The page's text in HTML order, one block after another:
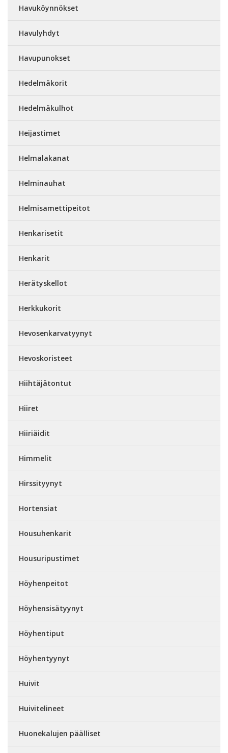
Havuköynnökset
Havulyhdyt
Havupunokset
Hedelmäkorit
Hedelmäkulhot
Heijastimet
Helmalakanat
Helminauhat
Helmisamettipeitot
Henkarisetit
Henkarit
Herätyskellot
Herkkukorit
Hevosenkarvatyynyt
Hevoskoristeet
Hiihtäjätontut
Hiiret
Hiiriäidit
Himmelit
Hirssityynyt
Hortensiat
Housuhenkarit
Housuripustimet
Höyhenpeitot
Höyhensisätyynyt
Höyhentiput
Höyhentyynyt
Huivit
Huivitelineet
Huonekalujen päälliset